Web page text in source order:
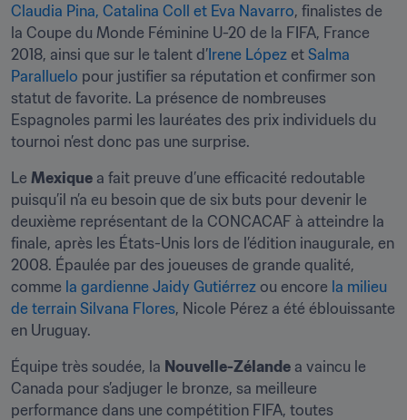
Claudia Pina, Catalina Coll et Eva Navarro, finalistes de
la Coupe du Monde Féminine U-20 de la FIFA, France
2018, ainsi que sur le talent d’ Irene López et Salma
Paralluelo pour justifier sa réputation et confirmer son
statut de favorite. La présence de nombreuses
Espagnoles parmi les lauréates des prix individuels du
tournoi n’est donc pas une surprise.
Le Mexique a fait preuve d’une efficacité redoutable
puisqu’il n’a eu besoin que de six buts pour devenir le
deuxième représentant de la CONCACAF à atteindre la
finale, après les États-Unis lors de l’édition inaugurale, en
2008. Épaulée par des joueuses de grande qualité,
comme la gardienne Jaidy Gutiérrez ou encore la milieu
de terrain Silvana Flores, Nicole Pérez a été éblouissante
en Uruguay.
Équipe très soudée, la Nouvelle-Zélande a vaincu le
Canada pour s’adjuger le bronze, sa meilleure
performance dans une compétition FIFA, toutes